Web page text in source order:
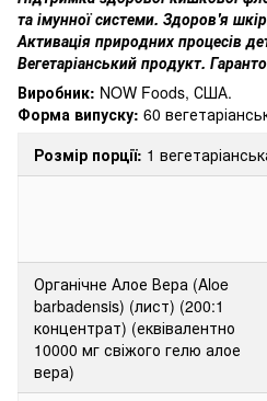
та імунної системи. Здоров'я
Активація природних процесів
Вегетаріанський продукт.
Виробник: NOW Foods, США.
Форма випуску: 60
Розмір порції: 1
Органічне Алое Вера (Aloe
barbadensis) (лист) (200:1
концентрат) (еквівалентно
10000 мг свіжого гелю алое
вера)